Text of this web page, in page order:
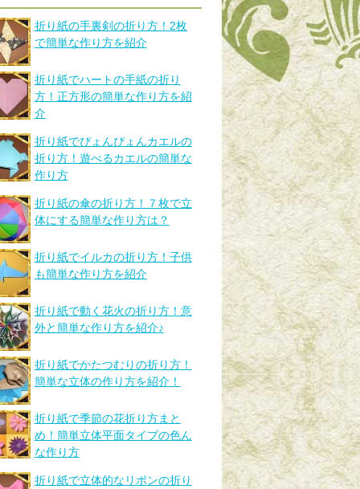
折り紙の手裏剣の折り方！2枚
で簡単な作り方を紹介
折り紙でハートの手紙の折り
方！正方形の簡単な作り方を紹
介
折り紙でぴょんぴょんカエルの
折り方！遊べるカエルの簡単な
作り方
折り紙の傘の折り方！７枚で立
体にする簡単な作り方は？
折り紙でイルカの折り方！子供
も簡単な作り方を紹介
折り紙で動く花火の折り方！意
外と簡単な作り方を紹介♪
折り紙でかたつむりの折り方！
簡単な立体の作り方を紹介！
折り紙で季節の花折り方まと
め！簡単立体平面タイプの色ん
な作り方
折り紙で立体的なリボンの折り